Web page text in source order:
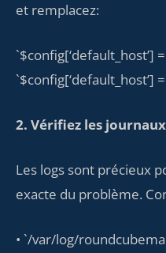
et remplacez:
`$config[‘default_host’] =
`$config[‘default_host’] =
2. Vérifiez les
Les logs sont précieux
exacte du problème.
• `/var/log/